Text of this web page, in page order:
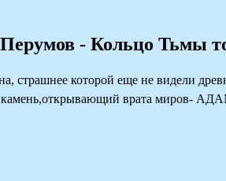
- Кольцо Тьмы
страшнее которой еще не видели
камень,открывающий врата